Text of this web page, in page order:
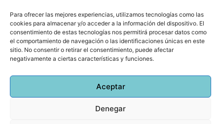
Para ofrecer las mejores experiencias, utilizamos tecnologías como las
cookies para almacenar y/o acceder a la información del dispositivo. El
consentimiento de estas tecnologías nos permitirá procesar datos como
el comportamiento de navegación o las identificaciones únicas en este
sitio. No consentir o retirar el consentimiento, puede afectar
negativamente a ciertas características y funciones.
Aceptar
Denegar
Descubre más sobre mí
Mi libro: La felicidad: qué ayuda y qué no.
Blog: Reflexiones que conectan
Agendar cita